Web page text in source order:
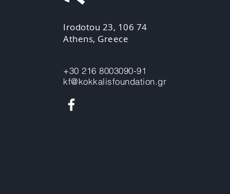
Irodotou 23, 106 74
Athens, Greece
+30 216 8003090-91
kf@kokkalisfoundation.gr